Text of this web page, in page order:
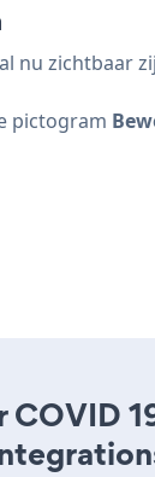
nu zichtbaar
pictogram
COVID